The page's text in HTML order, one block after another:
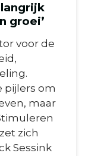
groei’
voor de
pijlers om
maar
zich
Sessink